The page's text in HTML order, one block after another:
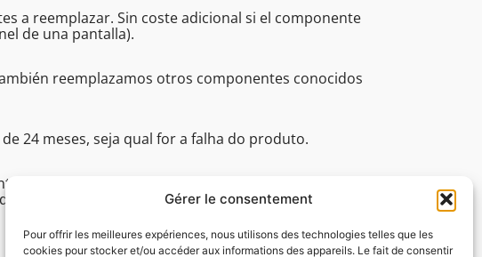
Gérer le consentement
Pour offrir les meilleures expériences, nous utilisons des technologies telles que les
cookies pour stocker et/ou accéder aux informations des appareils. Le fait de consentir
a reemplazar. Sin coste adicional si el componente
de una pantalla).
reemplazamos otros componentes conocidos
24 meses, seja qual for a falha do produto.
para profissionais (tempo de resposta, assistência
08:30 às 16:45.